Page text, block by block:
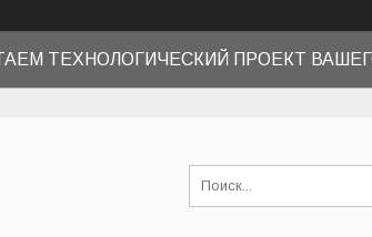
ТЕХНОЛОГИЧЕСКИЙ ПРОЕКТ